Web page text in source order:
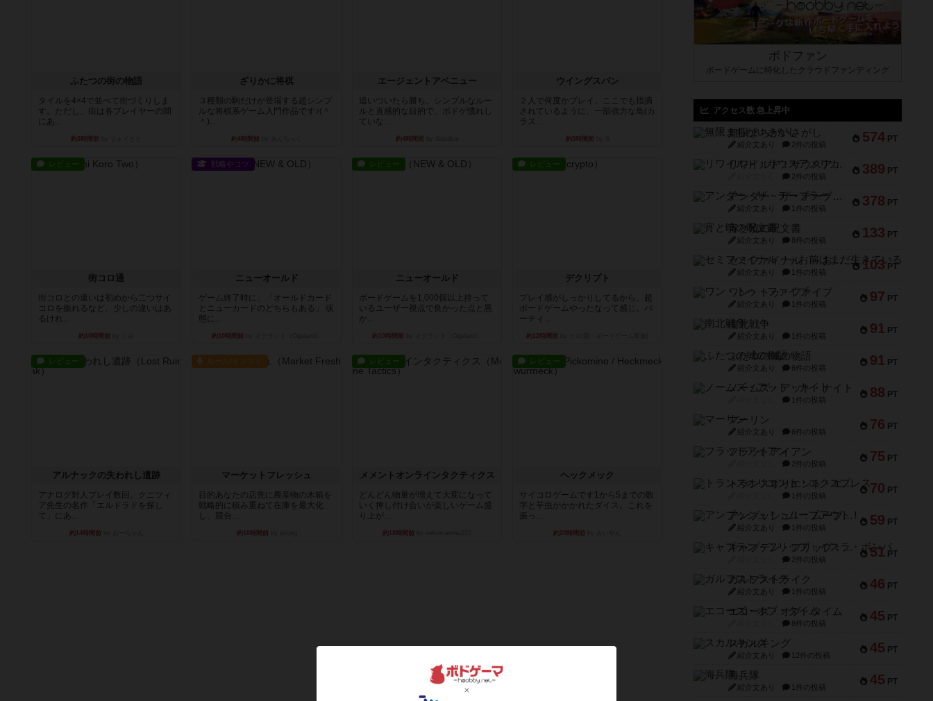
ふたつの街の物語
タイルを4×4で並べて街づくりしま
す。ただし、街は各プレイヤーの間
にあ...
約3時間前
ざりかに将棋
３種類の駒だけが登場する超シンプ
ルな将棋系ゲーム入門作品です♪(＾
＾)...
約4時間前
エージェントアベニュー
追いついたら勝ち。シンプルなルー
ルと直感的な目的で、ボドゲ慣れし
ていな...
約4時間前
ウイングスパン
２人で何度かプレイ。ここでも指摘
されているように、一部強力な鳥(カ
ラス...
約5時間前
レビュー
街コロ通
街コロとの違いは初めから二つサイ
コロを振れるなど、少しの違いはあ
るけれ...
約10時間前
戦略やコツ
ニューオールド
ゲーム終了時に、「オールドカード
とニューカードのどちらもある」 状
態に...
約10時間前
レビュー
ニューオールド
ボードゲームを1,000個以上持って
いるユーザー視点で良かった点と悪
か...
約10時間前
レビュー
デクリプト
プレイ感がしっかりしてるから、超
ボードゲームやったなって感じ。パ
ーティ...
約12時間前
レビュー
アルナックの失われし遺跡
アナログ対人プレイ数回。クニツィ
ア先生の名作「エルドラドを探し
て」にあ...
約14時間前
ルール/インスト
マーケットフレッシュ
目的あなたの店先に農産物の木箱を
戦略的に積み重ねて在庫を最大化
し、競合...
約18時間前
レビュー
メメントオンラインタクティクス
どんどん物量が増えて大変になって
いく押し付け合いが楽しいゲーム盛
り上が...
約18時間前
レビュー
ヘックメック
サイコロゲームです1から5までの数
字と芋虫がかかれたダイス。これを
振っ...
約20時間前
ボドファン
ボードゲームに特化したクラウドファンディング
アクセス数 急上昇中
574 PT
無限まちがいさがし
紹介文あり 2件の投稿
389 PT
リワイルド：サウスアメリカ
2件の投稿
378 PT
アンダー・ザ・テーブラー
紹介文あり 1件の投稿
133 PT
宵と暁の呪文書
紹介文あり 8件の投稿
103 PT
セミファイナル ～お前はまだ生きている～
紹介文あり 1件の投稿
97 PT
ワン・トゥ・ファイブ
紹介文あり 1件の投稿
91 PT
南北戦争
紹介文あり 1件の投稿
91 PT
ふたつの城の物語
紹介文あり 6件の投稿
88 PT
ノームズ・アット・ナイト
1件の投稿
76 PT
マーリン
紹介文あり 6件の投稿
75 PT
フラットアイアン
2件の投稿
70 PT
トランスオリエント・エクスプレス
1件の投稿
59 PT
アンブッシュ！：ムーブアウト！
紹介文あり 1件の投稿
51 PT
キャプテン・フリップ：イスラ・ボンバ
2件の投稿
46 PT
ガルフストライク
紹介文あり 1件の投稿
45 PT
エコーズ・オブ・タイム
8件の投稿
45 PT
スカルキング
紹介文あり 12件の投稿
45 PT
海兵隊
紹介文あり 1件の投稿